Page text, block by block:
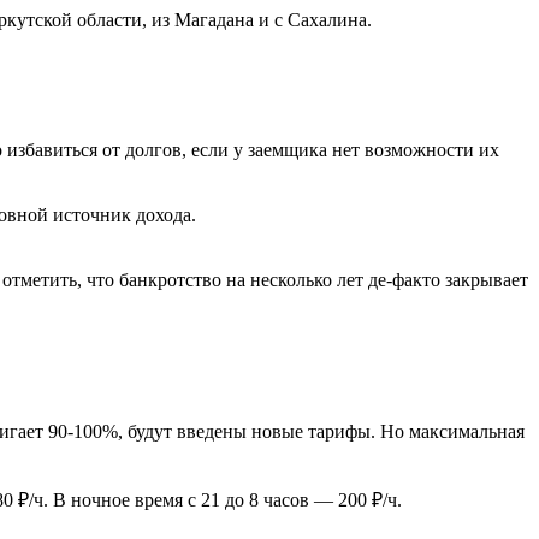
области, из Магадана и с Сахалина.
от долгов, если у заемщика нет возможности их
источник дохода.
что банкротство на несколько лет де-факто закрывает
90-100%, будут введены новые тарифы. Но максимальная
₽/ч. В ночное время с 21 до 8 часов — 200 ₽/ч.